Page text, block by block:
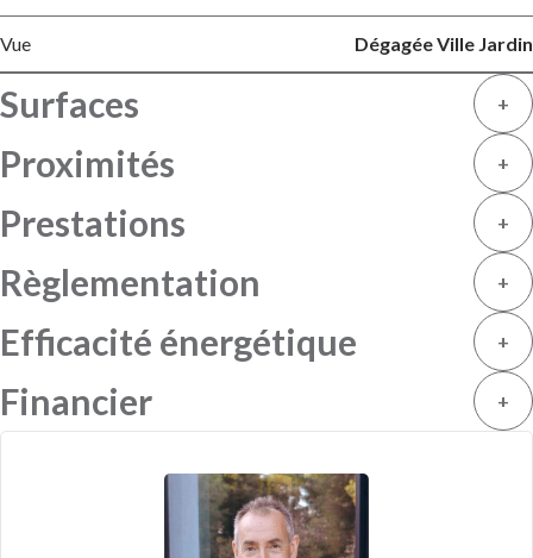
Vue Dégagée Ville Jardin
Surfaces +
Proximités +
Prestations +
Règlementation +
Efficacité énergétique +
Financier +